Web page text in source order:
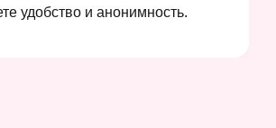
удобство и анонимность.